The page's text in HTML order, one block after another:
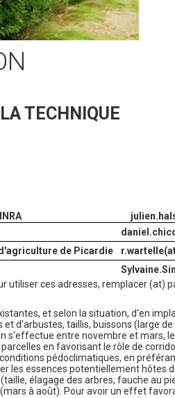
TECHNIQUE
INRA
de Picardie
utiliser ces adresses, remplacer (at)
et selon la situation, d'en
d'arbustes, taillis, buissons (large
s'effectue entre novembre et mars,
en favorisant le rôle de
pédoclimatiques, en
les essences potentiellement hôtes
élagage des arbres, fauche au
à août). Pour avoir un effet